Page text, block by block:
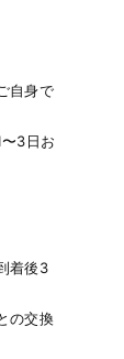
自身で
3日お
着後3
の交換